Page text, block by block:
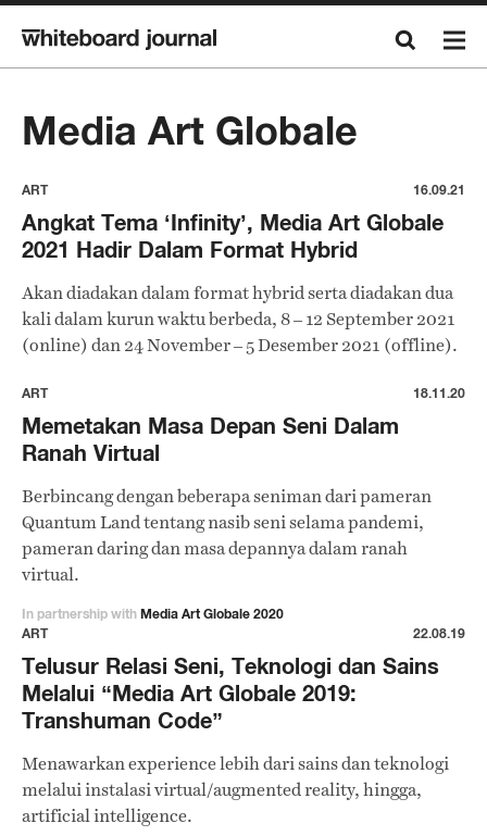
Media Art Globale
ART 16.09.21
Angkat Tema ‘Infinity’, Media Art Globale
2021 Hadir Dalam Format Hybrid
Akan diadakan dalam format hybrid serta diadakan dua
kali dalam kurun waktu berbeda, 8 – 12 September 2021
(online) dan 24 November – 5 Desember 2021 (offline).
ART 18.11.20
Memetakan Masa Depan Seni Dalam
Ranah Virtual
Berbincang dengan beberapa seniman dari pameran
Quantum Land tentang nasib seni selama pandemi,
pameran daring dan masa depannya dalam ranah
virtual.
In partnership with Media Art Globale 2020
ART
22.08.19
Telusur Relasi Seni, Teknologi dan Sains
Melalui “Media Art Globale 2019:
Transhuman Code”
Menawarkan experience lebih dari sains dan teknologi
melalui instalasi virtual/augmented reality, hingga,
artificial intelligence.